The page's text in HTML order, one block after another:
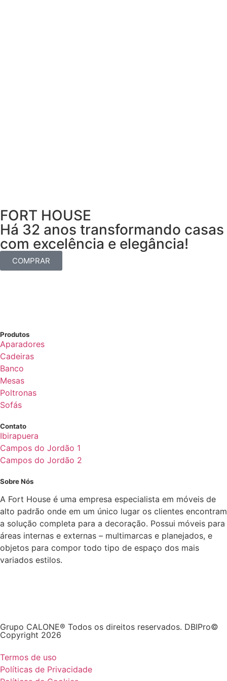
FORT HOUSE
Há 32 anos transformando casas
com excelência e elegância!
COMPRAR
Produtos
Aparadores
Cadeiras
Banco
Mesas
Poltronas
Sofás
Contato
Ibirapuera
Campos do Jordão 1
Campos do Jordão 2
Sobre Nós
A Fort House é uma empresa especialista em móveis de
alto padrão onde em um único lugar os clientes encontram
a solução completa para a decoração. Possui móveis para
áreas internas e externas – multimarcas e planejados, e
objetos para compor todo tipo de espaço dos mais
variados estilos.
Grupo CALONE® Todos os direitos reservados. DBIPro©
Copyright 2026
Termos de uso
Políticas de Privacidade